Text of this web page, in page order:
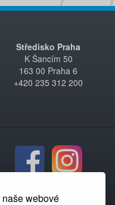
webové
Středisko Praha
K Šancím 50
163 00 Praha 6
+420 235 312 200